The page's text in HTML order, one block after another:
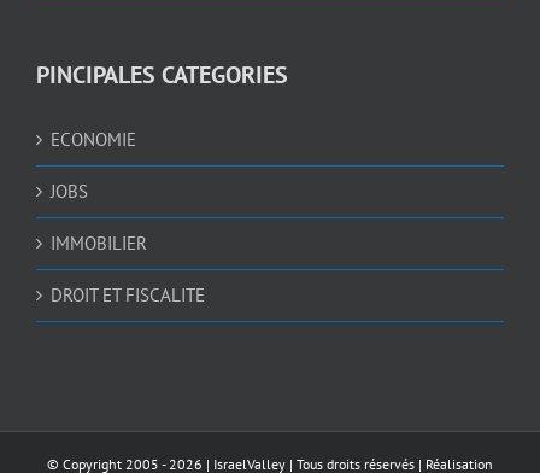
PINCIPALES CATEGORIES
ECONOMIE
JOBS
IMMOBILIER
DROIT ET FISCALITE
© Copyright 2005 -2026 | IsraelValley | Tous droits réservés | Réalisation